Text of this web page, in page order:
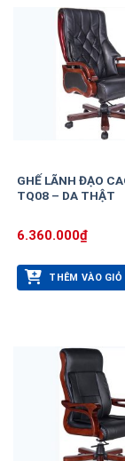
GHẾ LÃNH ĐẠO
TQ08 – DA THẬT
6.360.000₫
THÊM VÀO GIỎ